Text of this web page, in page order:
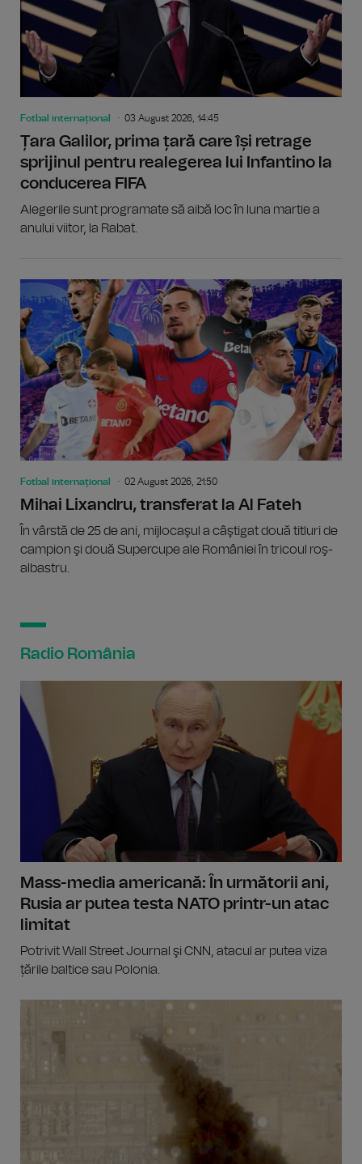
Fotbal internațional 03 August 2026, 14:45
Țara Galilor, prima țară care își retrage
sprijinul pentru realegerea lui Infantino la
conducerea FIFA
Alegerile sunt programate să aibă loc în luna martie a
anului viitor, la Rabat.
Fotbal internațional 02 August 2026, 21:50
Mihai Lixandru, transferat la Al Fateh
În vârstă de 25 de ani, mijlocaşul a câştigat două titluri de
campion şi două Supercupe ale României în tricoul roş-
albastru.
Radio România
Mass-media americană: În următorii ani,
Rusia ar putea testa NATO printr-un atac
limitat
Potrivit Wall Street Journal şi CNN, atacul ar putea viza
țările baltice sau Polonia.